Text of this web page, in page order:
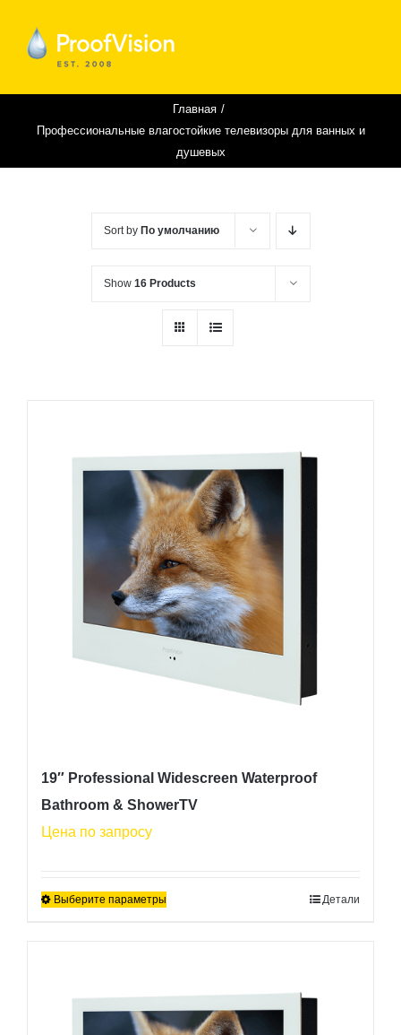
content
Главная
Профессиональные влагостойкие телевизоры для ванных и
душевых
Sort by По умолчанию
Show 16 Products
19″ Professional Widescreen Waterproof
Bathroom & ShowerTV
Цена по запросу
Выберите параметры
вариаций.
Детали